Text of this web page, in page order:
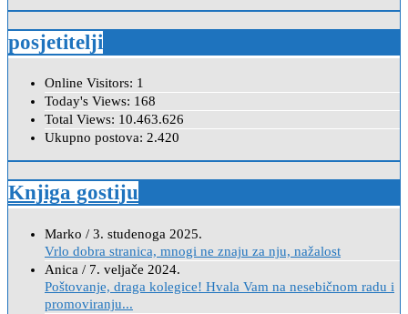
posjetitelji
Online Visitors: 1
Today's Views: 168
Total Views: 10.463.626
Ukupno postova: 2.420
Knjiga gostiju
Marko / 3. studenoga 2025.
Vrlo dobra stranica, mnogi ne znaju za nju, nažalost
Anica / 7. veljače 2024.
Poštovanje, draga kolegice! Hvala Vam na nesebičnom radu i
promoviranju...